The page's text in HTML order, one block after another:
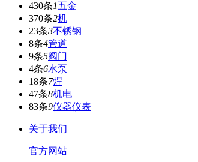
430条1五金
370条2机
23条3不锈钢
8条4管道
9条5阀门
4条6水泵
18条7焊
47条8机电
83条9仪器仪表
关于我们
官方网站